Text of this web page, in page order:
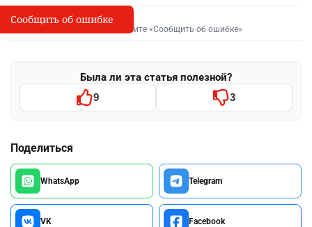
I
Сообщить об опечатке
Выделите фрагмент и нажмите «Сообщить об ошибке»
Была ли эта статья полезной?
9 3
Поделиться
WhatsApp Telegram
VK Facebook
Сообщить об ошибке